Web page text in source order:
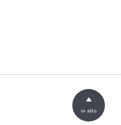
in alto